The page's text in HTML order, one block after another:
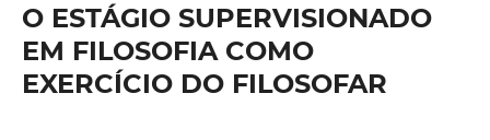
O ESTÁGIO SUPERVISIONADO
EM FILOSOFIA COMO
EXERCÍCIO DO FILOSOFAR